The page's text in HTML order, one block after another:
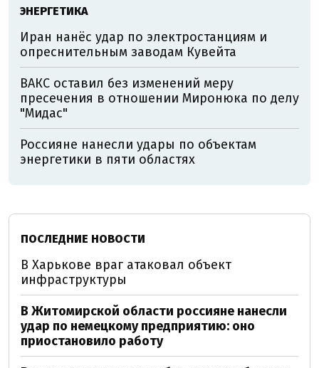
ЭНЕРГЕТИКА
Иран нанёс удар по электростанциям и
опреснительным заводам Кувейта
ВАКС оставил без изменений меру
пресечения в отношении Миронюка по делу
"Мидас"
Россияне нанесли удары по объектам
энергетики в пяти областях
ПОСЛЕДНИЕ НОВОСТИ
В Харькове враг атаковал объект
инфраструктуры
В Житомирской области россияне нанесли
удар по немецкому предприятию: оно
приостановило работу